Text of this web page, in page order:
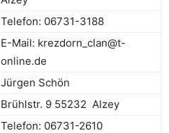
Telefon: 06731-3188
E-Mail: krezdorn_clan@t-
online.de
Jürgen Schön
Brühlstr. 9 55232 Alzey
Telefon: 06731-2610